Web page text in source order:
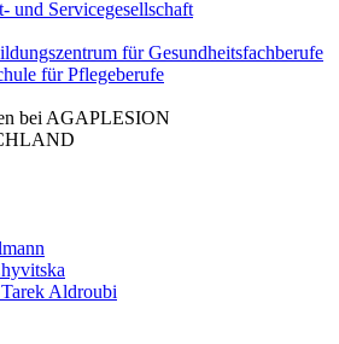
und Servicegesellschaft
für Gesundheitsfachberufe
für Pflegeberufe
bei AGAPLESION
Aldroubi